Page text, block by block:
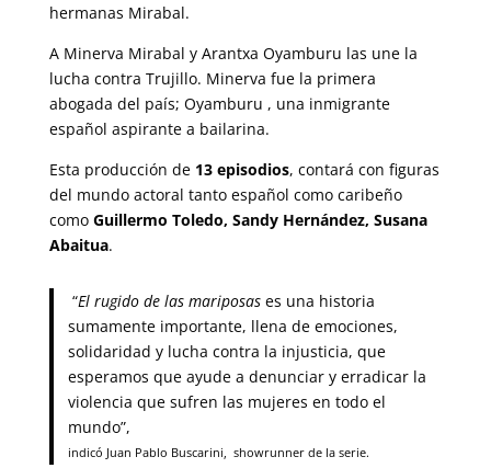
hermanas Mirabal.
A Minerva Mirabal y Arantxa Oyamburu las une la
lucha contra Trujillo. Minerva fue la primera
abogada del país; Oyamburu , una inmigrante
español aspirante a bailarina.
Esta producción de 13 episodios, contará con figuras
del mundo actoral tanto español como caribeño
como Guillermo Toledo, Sandy Hernández, Susana
Abaitua.
“El rugido de las mariposas es una historia
sumamente importante, llena de emociones,
solidaridad y lucha contra la injusticia, que
esperamos que ayude a denunciar y erradicar la
violencia que sufren las mujeres en todo el
mundo”,
indicó Juan Pablo Buscarini, showrunner de la serie.